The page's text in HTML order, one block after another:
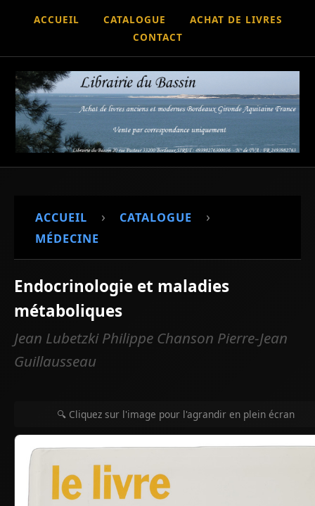
ACCUEIL CATALOGUE
ACHAT DE LIVRES
CONTACT
ACCUEIL › CATALOGUE ›
MÉDECINE
Endocrinologie et maladies
métaboliques
Jean Lubetzki Philippe Chanson Pierre-Jean
Guillausseau
🔍 Cliquez sur l'image pour l'agrandir en plein écran